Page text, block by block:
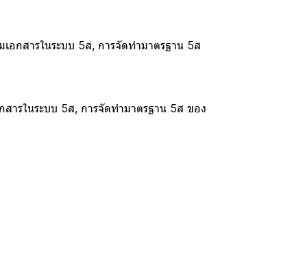
กสารในระบบ 5ส, การจัดทำมาตรฐาน 5ส
ารในระบบ 5ส, การจัดทำมาตรฐาน 5ส ของ